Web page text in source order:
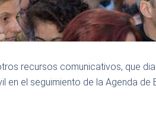
recursos comunicativos, que
en el seguimiento de la Agenda de